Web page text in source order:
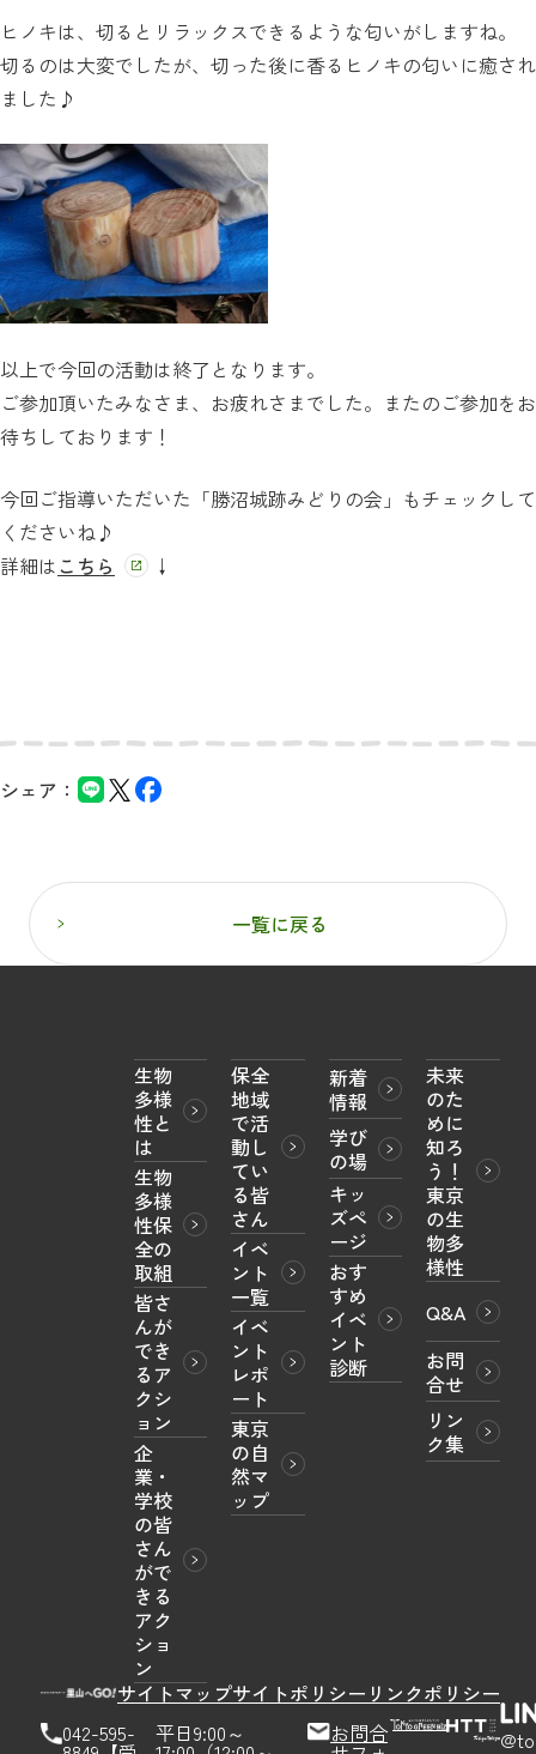
ヒノキは、切るとリラックスできるような匂いがしますね。
切るのは大変でしたが、切った後に香るヒノキの匂いに癒され
ました♪
以上で今回の活動は終了となります。
ご参加頂いたみなさま、お疲れさまでした。またのご参加をお
待ちしております！
今回ご指導いただいた「勝沼城跡みどりの会」もチェックして
くださいね♪
詳細は こちら ↓
シェア：
一覧に戻る
生物
多様
性と
は
生物
多様
性保
全の
取組
皆さ
んが
でき
るア
クシ
ョン
企
業・
学校
の皆
さん
がで
きる
アク
ショ
ン
保全
地域
で活
動し
てい
る皆
さん
イベ
ント
一覧
イベ
ント
レポ
ート
東京
の自
然マ
ップ
新着
情報
学び
の場
キッ
ズペ
ージ
おす
すめ
イベ
ント
診断
未来
のた
めに
知ろ
う！
東京
の生
物多
様性
Q&A
お問
合せ
リン
ク集
サイトマップサイトポリシー リンクポリシー
042-595-
平日9:00～ お問合